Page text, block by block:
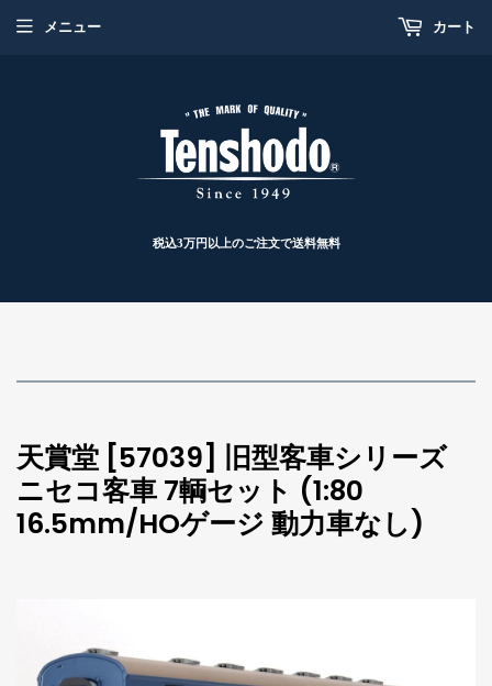
税込3万円以上のご注文で送料無料
メニュー カート
天賞堂 [57039] 旧型客車シリーズ
ニセコ客車 7輌セット (1:80
16.5mm/HOゲージ 動力車なし)